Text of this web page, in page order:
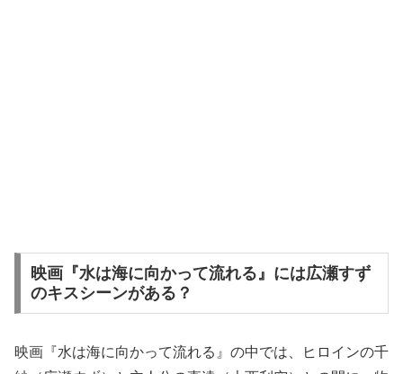
映画『水は海に向かって流れる』には広瀬すず
のキスシーンがある？
映画『水は海に向かって流れる』の中では、ヒロインの千